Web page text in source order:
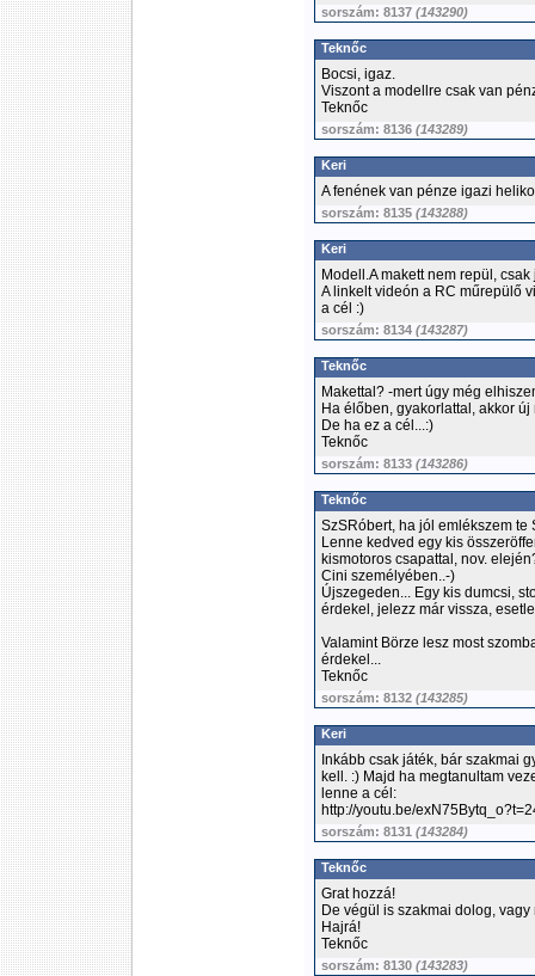
sorszám: 8137 (143290)
Teknőc
Bocsi, igaz.
Viszont a modellre csak van
Teknőc
sorszám: 8136 (143289)
Keri
A fenének van pénze igazi
sorszám: 8135 (143288)
Keri
Modell.A makett nem repül,
A linkelt videón a RC műrepülő
a cél :)
sorszám: 8134 (143287)
Teknőc
Makettal? -mert úgy még
Ha élőben, gyakorlattal, akkor
De ha ez a cél...:)
Teknőc
sorszám: 8133 (143286)
Teknőc
SzSRóbert, ha jól emlékszem te
Lenne kedved egy kis
kismotoros csapattal, nov.
Cini személyében..-)
Újszegeden... Egy kis dumcsi,
érdekel, jelezz már vissza,
Valamint Börze lesz most
érdekel...
Teknőc
sorszám: 8132 (143285)
Keri
Inkább csak játék, bár szakmai
kell. :) Majd ha megtanultam
lenne a cél:
http://youtu.be/
sorszám: 8131 (143284)
Teknőc
Grat hozzá!
De végül is szakmai dolog, vagy
Hajrá!
Teknőc
sorszám: 8130 (143283)